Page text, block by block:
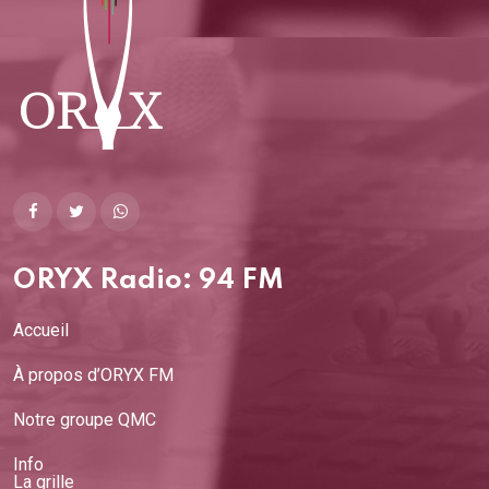
corbeau voulant
imiter l'aigle
12/03/2026
et le renard
Le roseau et
10/03/2026
L'ane et le petit
ORYX Radio: 94 FM
Accueil
À propos d’ORYX FM
Notre groupe QMC
Info
La grille